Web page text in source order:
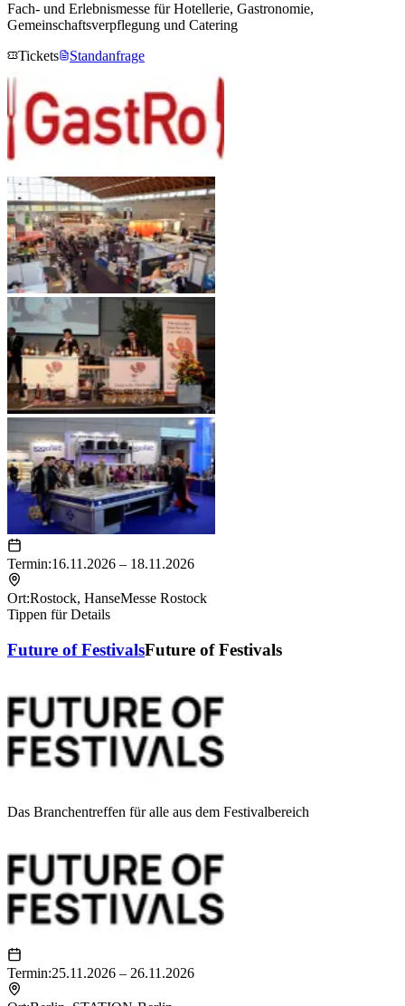
Fach- und Erlebnismesse für Hotellerie, Gastronomie,
Gemeinschaftsverpflegung und Catering
Tickets
Standanfrage
Termin:16.11.2026 – 18.11.2026
Ort:Rostock, HanseMesse Rostock
Tippen für Details
Future of FestivalsFuture of Festivals
Das Branchentreffen für alle aus dem Festivalbereich
Termin:25.11.2026 – 26.11.2026